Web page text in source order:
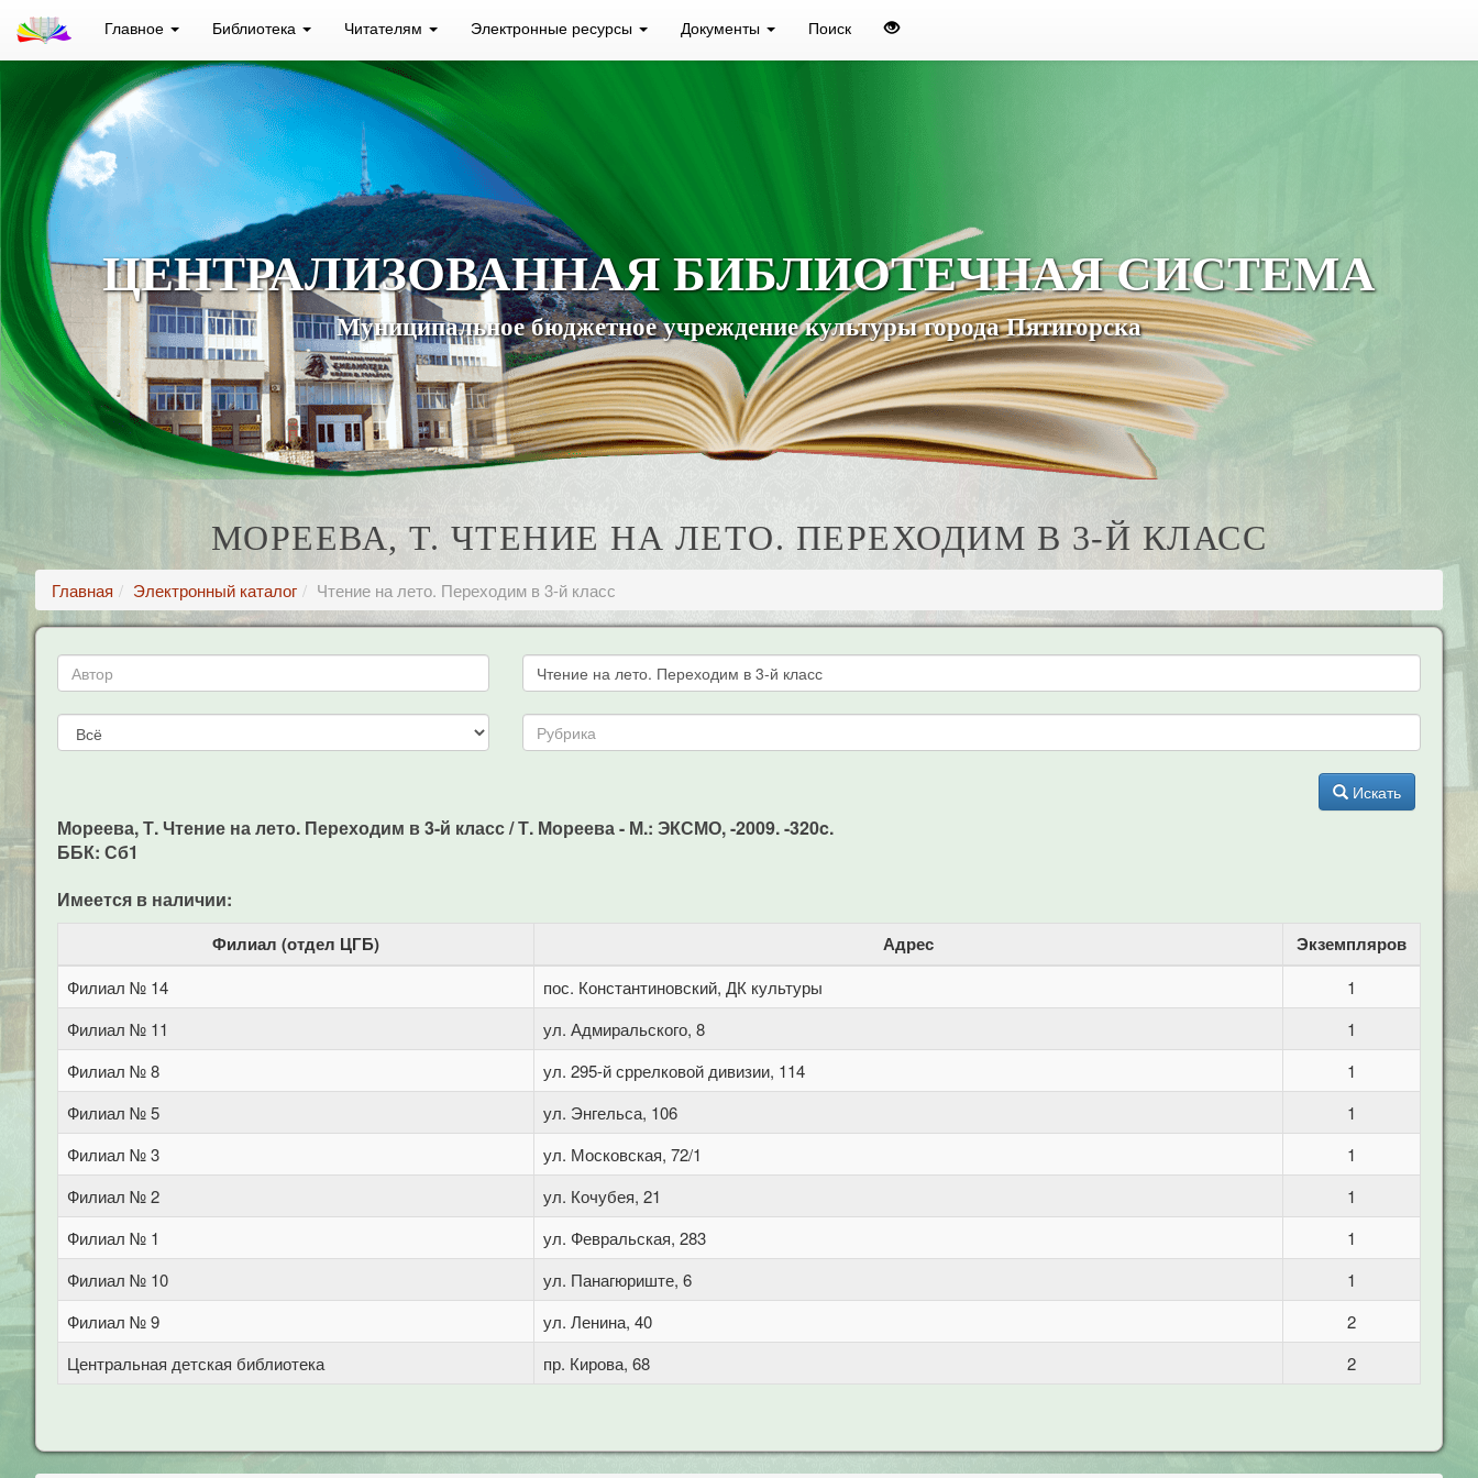
Главное Библиотека Читателям Электронные ресурсы Документы Поиск
ЦЕНТРАЛИЗОВАННАЯ БИБЛИОТЕЧНАЯ СИСТЕМА
Муниципальное бюджетное учреждение культуры города Пятигорска
МОРЕЕВА, Т. ЧТЕНИЕ НА ЛЕТО. ПЕРЕХОДИМ В 3-Й КЛАСС
Главная Электронный каталог Чтение на лето. Переходим в 3-й класс
Искать
Мореева, Т. Чтение на лето. Переходим в 3-й класс / Т. Мореева - М.: ЭКСМО, -2009. -320c.
ББК: Сб1
Имеется в наличии:
Филиал (отдел ЦГБ) Адрес Экземпляров
Филиал № 14 пос. Константиновский, ДК культуры
1
Филиал № 11
ул. Адмиральского, 8
1
Филиал № 8
ул. 295-й сррелковой дивизии, 114
1
Филиал № 5
ул. Энгельса, 106
1
Филиал № 3
ул. Московская, 72/1
1
Филиал № 2
ул. Кочубея, 21
1
Филиал № 1
ул. Февральская, 283
1
Филиал № 10
ул. Панагюриште, 6
1
Филиал № 9
ул. Ленина, 40
2
Центральная детская библиотека
пр. Кирова, 68 2